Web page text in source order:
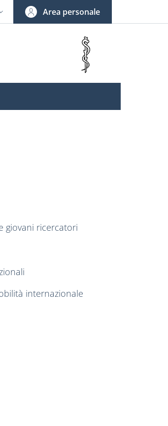
LINGUA: CURRENT LANGUAGE
Area personale
NAVIGATION
giovani ricercatori
internazionale